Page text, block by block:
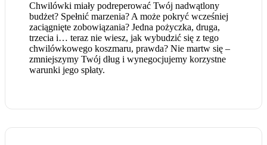
Chwilówki miały podreperować Twój nadwątlony
budżet? Spełnić marzenia? A może pokryć wcześniej
zaciągnięte zobowiązania? Jedna pożyczka, druga,
trzecia i… teraz nie wiesz, jak wybudzić się z tego
chwilówkowego koszmaru, prawda? Nie martw się –
zmniejszymy Twój dług i wynegocjujemy korzystne
warunki jego spłaty.